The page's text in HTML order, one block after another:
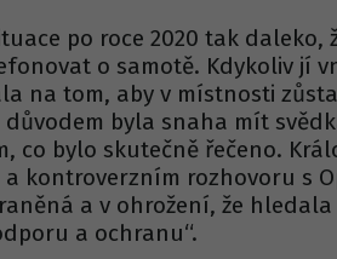
po roce 2020 tak daleko,
o samotě. Kdykoliv jí
na tom, aby v místnosti
byla snaha mít
co bylo skutečně řečeno.
kontroverzním rozhovoru s
a v ohrožení, že hledala
a ochranu“.